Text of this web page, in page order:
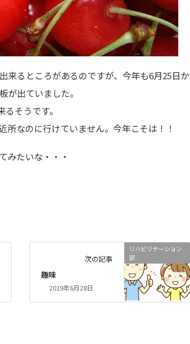
来るところがあるのですが、今年も6月25日か
が出ていました。
そうです。
所なのに行けていません。今年こそは！！
みたいな・・・
リハビリテーション
部
次の記事
趣味
2019年6月28日